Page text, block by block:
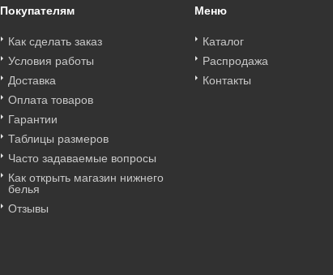
Покупателям
Как сделать заказ
Условия работы
Доставка
Оплата товаров
Гарантии
Таблицы размеров
Часто задаваемые вопросы
Как открыть магазин нижнего
белья
Отзывы
Меню
Каталог
Распродажа
Контакты